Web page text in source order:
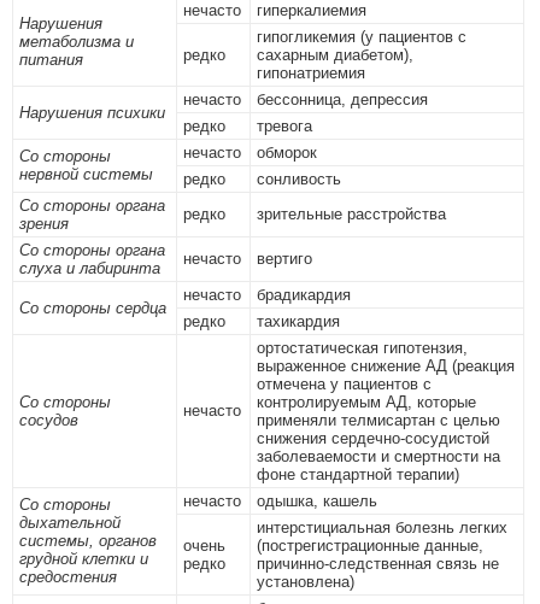
Нарушения
метаболизма и
питания
нечасто гиперкалиемия
редко
гипогликемия (у пациентов с
сахарным диабетом),
гипонатриемия
Нарушения психики
нечасто
бессонница, депрессия
редко
тревога
Со стороны
нервной системы
нечасто
обморок
редко
сонливость
Со стороны органа
зрения
редко
зрительные расстройства
Со стороны органа
слуха и лабиринта
нечасто вертиго
Со стороны сердца
нечасто
брадикардия
редко
тахикардия
Со стороны
сосудов
нечасто
ортостатическая гипотензия,
выраженное снижение АД (реакция
отмечена у пациентов с
контролируемым АД, которые
применяли телмисартан с целью
снижения сердечно-сосудистой
заболеваемости и смертности на
фоне стандартной терапии)
Со стороны
дыхательной
системы, органов
грудной клетки и
средостения
нечасто одышка, кашель
очень
редко
интерстициальная болезнь легких
(пострегистрационные данные,
причинно-следственная связь не
установлена)